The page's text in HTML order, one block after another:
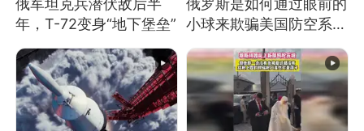
俄军坦克兵潜伏敌后半
年，T-72变身“地下堡垒”
俄罗斯是如何通过眼前的
小球来欺骗美国防空系统